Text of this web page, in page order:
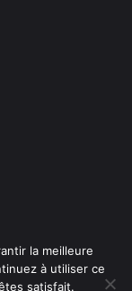
la meilleure
à utiliser ce
satisfait.